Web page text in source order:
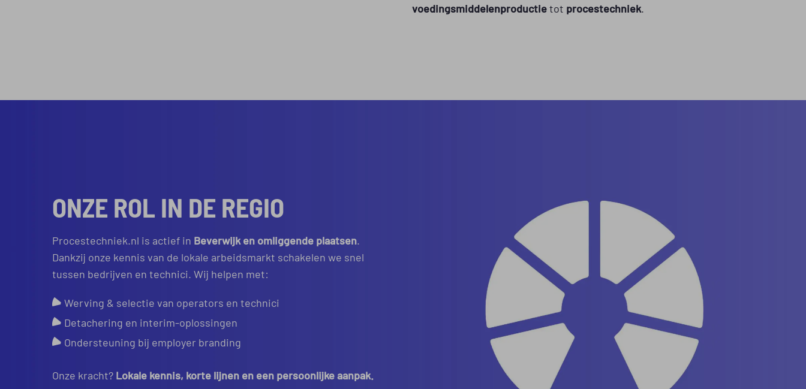
voedingsmiddelenproductietot procestechniek.
ONZE ROL IN DE REGIO
Procestechniek.nl is actief in Beverwijk en omliggende plaatsen.
Dankzij onze kennis van de lokale arbeidsmarkt schakelen we snel
tussen bedrijven en technici. Wij helpen met:
Werving & selectie van operators en technici
Detachering en interim-oplossingen
Ondersteuning bij employer branding
Onze kracht? Lokale kennis, korte lijnen en een persoonlijke aanpak.